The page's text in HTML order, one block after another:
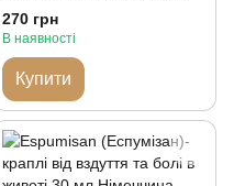
Франція
270 грн
В наявності
Купити